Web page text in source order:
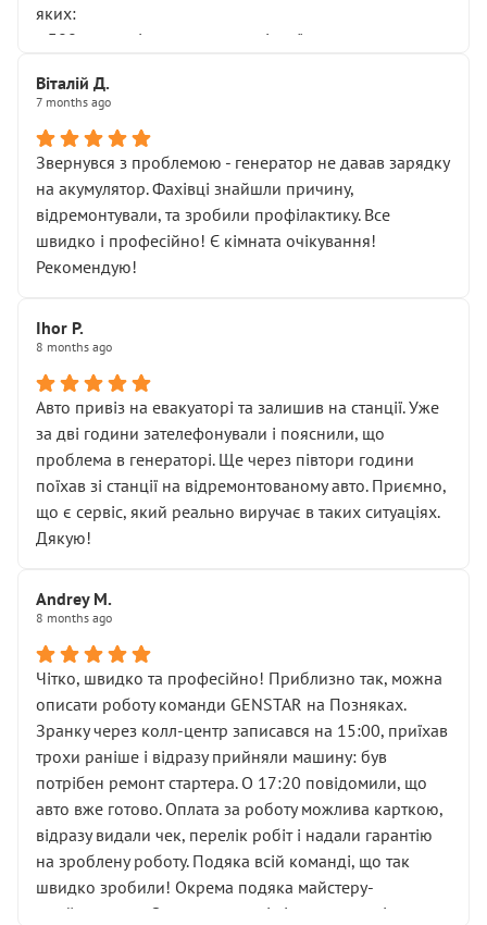
яких:
• 300 грн — діагностика гальмівної системи
НЕ погоджував
послуга. Тим більше, я був поруч і жодної реальної
діагностики ходової не проводилось. Після
зауваження гроші за цю “послугу” повернули, що
лише підтвердило мою правоту.
Але головне — я виїжджаю з боксу, і скрип у гальмах
залишився таким самим, як і був. Тобто оплачена
Далі ситуація тільки погіршилась:
• сказали, що тепер “потрібно знімати колеса”
• що біля авто стояти вже не можна
• почали озвучувати купу додаткових робіт без
чіткого пояснення
( ну все зняли та доробили) дякую!
Окремий момент, який виглядає абсурдно:
мені заявили, що бачок гальмівної рідини потрібно
міняти разом із головним гальмівним циліндром у
Для людини, яка хоча б трохи розуміється на техніці,
це звучить як мінімум непрофесійно, а як максимум —
спроба продати дорогий вузол замість елементарних
ущільнювачів.
Що прикро — це не перший мій візит. Раніше міняв у
вас стартер, і тоді сервіс наче справив хороше
враження. Але згодом знайшов декілька гайок під
лобовим склом. Мені пояснили, що це “старі гайки, які
відкручували”, і попросили не хвилюватися. ( надіюсь
новий власник, не застяг в полі))
Але після нинішнього візиту такі дрібниці вже не
здаються дрібницями.
Я — клієнт, який працює на довірі, і саме її цей сервіс
Віталій Д.
7 months ago
Звернувся з проблемою - генератор не давав зарядку
на акумулятор. Фахівці знайшли причину,
відремонтували, та зробили профілактику. Все
швидко і професійно! Є кімната очікування!
Рекомендую!
Ihor P.
8 months ago
Авто привіз на евакуаторі та залишив на станції. Уже
за дві години зателефонували і пояснили, що
проблема в генераторі. Ще через півтори години
поїхав зі станції на відремонтованому авто. Приємно,
що є сервіс, який реально виручає в таких ситуаціях.
Дякую!
Andrey M.
8 months ago
Чітко, швидко та професійно! Приблизно так, можна
описати роботу команди GENSTAR на Позняках.
Зранку через колл-центр записався на 15:00, приїхав
трохи раніше і відразу прийняли машину: був
потрібен ремонт стартера. О 17:20 повідомили, що
авто вже готово. Оплата за роботу можлива карткою,
відразу видали чек, перелік робіт і надали гарантію
на зроблену роботу. Подяка всій команді, що так
швидко зробили! Окрема подяка майстеру-
приймальнику Олександру: всі чітко та по суті.